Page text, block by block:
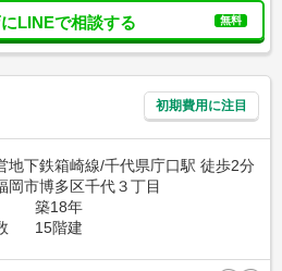
LINEで相談する 無料
初期費用に注目
地下鉄箱崎線/千代県庁口駅 徒歩2分
岡市博多区千代３丁目
築18年
15階建